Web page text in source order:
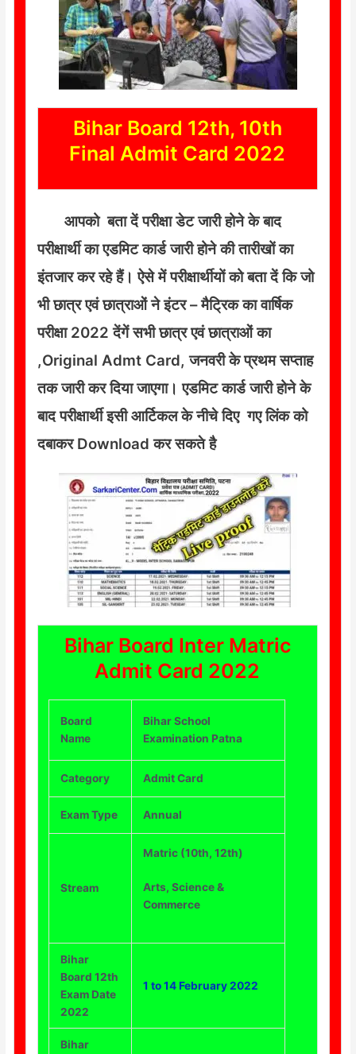
Bihar Board 12th, 10th
Final Admit Card 2022
आपको बता दें परीक्षा डेट जारी होने के बाद
परीक्षार्थी का एडमिट कार्ड जारी होने की तारीखों का
इंतजार कर रहे हैं। ऐसे में परीक्षार्थीयों को बता दें कि जो
भी छात्र एवं छात्राओं ने इंटर – मैट्रिक का वार्षिक
परीक्षा 2022 देंगें सभी छात्र एवं छात्राओं का
,Original Admt Card, जनवरी के प्रथम सप्ताह
तक जारी कर दिया जाएगा। एडमिट कार्ड जारी होने के
बाद परीक्षार्थी इसी आर्टिकल के नीचे दिए गए लिंक को
दबाकर Download कर सकते है
Bihar Board Inter Matric
Admit Card 2022
Board
Name
Bihar School
Examination Patna
Category Admit Card
Exam Type Annual
Stream
Matric (10th, 12th)
Arts, Science &
Commerce
Bihar
Board 12th
Exam Date
2022
1 to 14 February 2022
Bihar